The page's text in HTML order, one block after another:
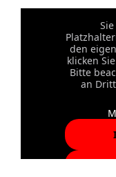
den
klicken
Bitte
an